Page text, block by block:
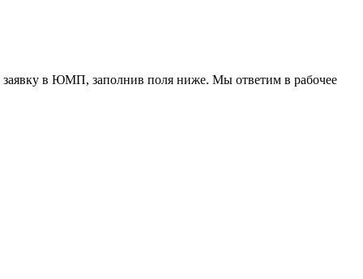
в ЮМП, заполнив поля ниже. Mы ответим в рабочее